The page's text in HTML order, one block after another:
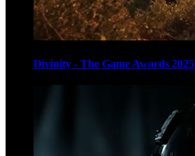
Divinity - The Game Awards 2025